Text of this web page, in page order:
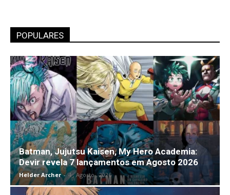
POPULARES
Batman, Jujutsu Kaisen, My Hero Academia:
Devir revela 7 lançamentos em Agosto 2026
Helder Archer - 4 , Agosto , 2026